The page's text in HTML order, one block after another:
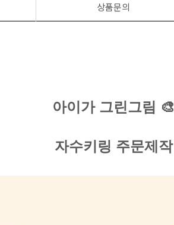
상품문의
아이가 그린그림 🎨
자수키링 주문제작